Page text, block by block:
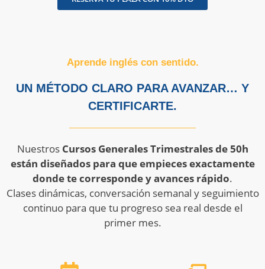
Aprende inglés con sentido.
UN MÉTODO CLARO PARA AVANZAR… Y
CERTIFICARTE.
Nuestros Cursos Generales Trimestrales de 50h
están diseñados para que empieces exactamente
donde te corresponde y avances rápido.
Clases dinámicas, conversación semanal y seguimiento
continuo para que tu progreso sea real desde el
primer mes.